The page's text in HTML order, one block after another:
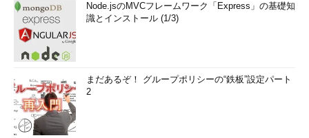
Node.jsのMVCフレームワーク「Express」の基礎知
識とインストール (1/3)
まだあるぞ！ グループポリシーの“鉄板”設定パート
2